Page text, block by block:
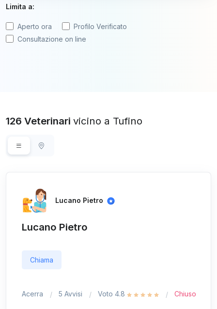
Limita a:
Aperto ora
Profilo Verificato
Consultazione on line
126 Veterinari vicino a Tufino
Lucano Pietro
Lucano Pietro
Chiama
Acerra 5 Avvisi Voto 4.8 Chiuso